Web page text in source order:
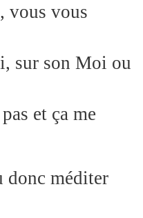
vous vous
sur son Moi ou
et ça me
donc méditer